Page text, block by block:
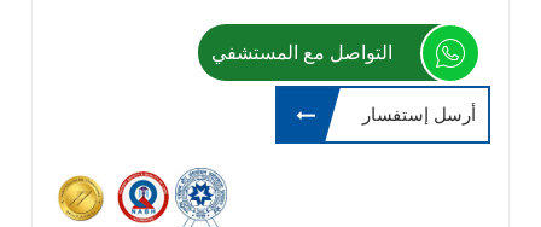
التواصل مع المستشفي
أرسل إستفسار